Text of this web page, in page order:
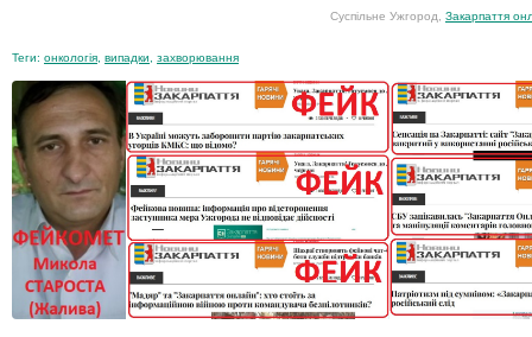
Суспільне Ужгород, Закарпаття
Теги: онкологія випадки захворювання